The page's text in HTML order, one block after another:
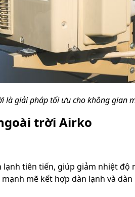
là giải pháp tối ưu cho không gian
trời Airko
lạnh tiên tiến, giúp giảm nhiệt
mẽ kết hợp dàn lạnh và